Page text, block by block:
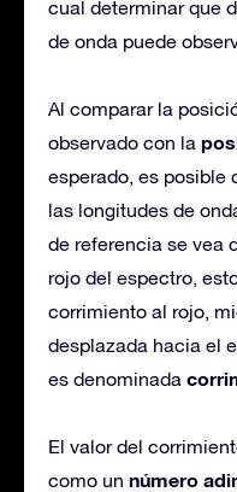
cual determinar que
de onda puede
Al comparar la
observado con la
esperado, es posible
las longitudes de
de referencia se vea
rojo del espectro,
corrimiento al rojo,
desplazada hacia el
es denominada
El valor del
como un número